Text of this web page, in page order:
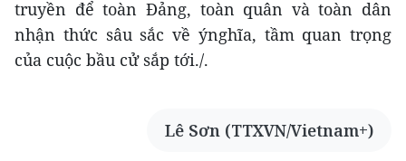
truyền để toàn Đảng, toàn quân và toàn dân
nhận thức sâu sắc về ýnghĩa, tầm quan trọng
của cuộc bầu cử sắp tới./.
Lê Sơn (TTXVN/Vietnam+)